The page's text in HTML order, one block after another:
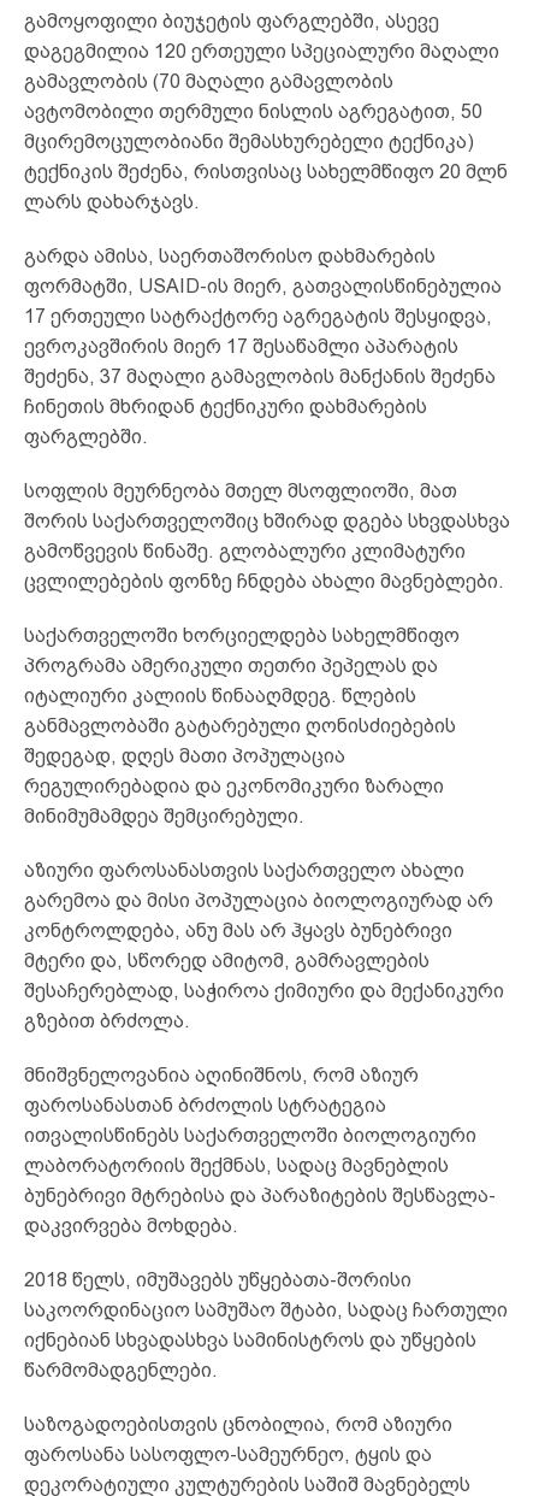
გამოყოფილი ბიუჯეტის ფარგლებში, ასევე
დაგეგმილია 120 ერთეული სპეციალური მაღალი
გამავლობის (70 მაღალი გამავლობის
ავტომობილი თერმული ნისლის აგრეგატით, 50
მცირემოცულობიანი შემასხურებელი ტექნიკა)
ტექნიკის შეძენა, რისთვისაც სახელმწიფო 20 მლნ
ლარს დახარჯავს.
გარდა ამისა, საერთაშორისო დახმარების
ფორმატში, USAID-ის მიერ, გათვალისწინებულია
17 ერთეული სატრაქტორე აგრეგატის შესყიდვა,
ევროკავშირის მიერ 17 შესაწამლი აპარატის
შეძენა, 37 მაღალი გამავლობის მანქანის შეძენა
ჩინეთის მხრიდან ტექნიკური დახმარების
ფარგლებში.
სოფლის მეურნეობა მთელ მსოფლიოში, მათ
შორის საქართველოშიც ხშირად დგება სხვდასხვა
გამოწვევის წინაშე. გლობალური კლიმატური
ცვლილებების ფონზე ჩნდება ახალი მავნებლები.
საქართველოში ხორციელდება სახელმწიფო
პროგრამა ამერიკული თეთრი პეპელას და
იტალიური კალიის წინააღმდეგ. წლების
განმავლობაში გატარებული ღონისძიებების
შედეგად, დღეს მათი პოპულაცია
რეგულირებადია და ეკონომიკური ზარალი
მინიმუმამდეა შემცირებული.
აზიური ფაროსანასთვის საქართველო ახალი
გარემოა და მისი პოპულაცია ბიოლოგიურად არ
კონტროლდება, ანუ მას არ ჰყავს ბუნებრივი
მტერი და, სწორედ ამიტომ, გამრავლების
შესაჩერებლად, საჭიროა ქიმიური და მექანიკური
გზებით ბრძოლა.
მნიშვნელოვანია აღინიშნოს, რომ აზიურ
ფაროსანასთან ბრძოლის სტრატეგია
ითვალისწინებს საქართველოში ბიოლოგიური
ლაბორატორიის შექმნას, სადაც მავნებლის
ბუნებრივი მტრებისა და პარაზიტების შესწავლა-
დაკვირვება მოხდება.
2018 წელს, იმუშავებს უწყებათა-შორისი
საკოორდინაციო სამუშაო შტაბი, სადაც ჩართული
იქნებიან სხვადასხვა სამინისტროს და უწყების
წარმომადგენლები.
საზოგადოებისთვის ცნობილია, რომ აზიური
ფაროსანა სასოფლო-სამეურნეო, ტყის და
დეკორატიული კულტურების საშიშ მავნებელს